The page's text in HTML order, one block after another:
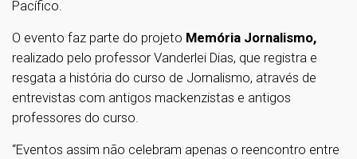
Pacífico.
O evento faz parte do projeto Memória Jornalismo,
realizado pelo professor Vanderlei Dias, que registra e
resgata a história do curso de Jornalismo, através de
entrevistas com antigos mackenzistas e antigos
professores do curso.
“Eventos assim não celebram apenas o reencontro entre